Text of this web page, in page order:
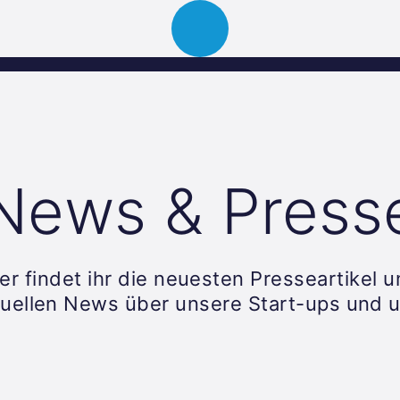
Portfolio
&
findet ihr die neuesten Presseartikel
News über unsere Start-ups und